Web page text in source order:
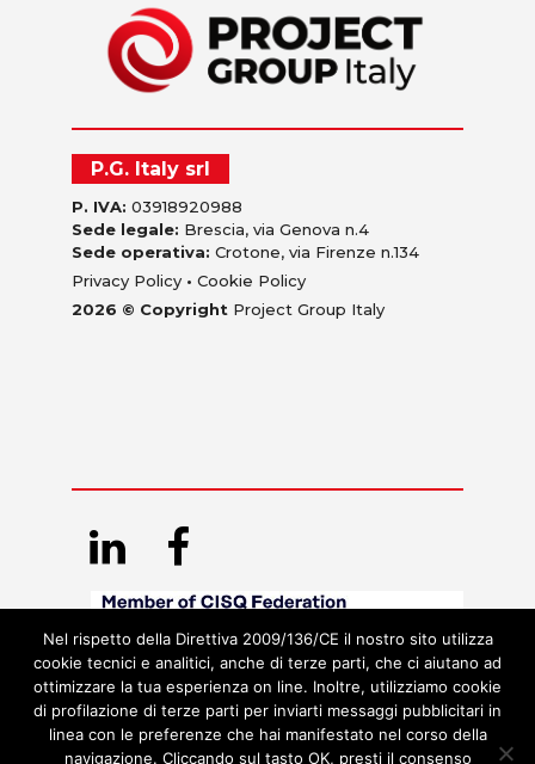
P.G. Italy srl
P. IVA: 03918920988
Sede legale: Brescia, via Genova n.4
Sede operativa: Crotone, via Firenze n.134
Privacy Policy • Cookie Policy
2026 © Copyright Project Group Italy
Nel rispetto della Direttiva 2009/136/CE il nostro sito utilizza
cookie tecnici e analitici, anche di terze parti, che ci aiutano ad
ottimizzare la tua esperienza on line. Inoltre, utilizziamo cookie
di profilazione di terze parti per inviarti messaggi pubblicitari in
linea con le preferenze che hai manifestato nel corso della
navigazione. Cliccando sul tasto OK, presti il consenso